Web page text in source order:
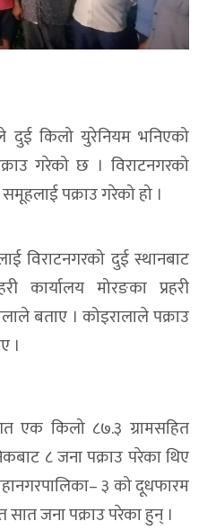
दुई किलो युरेनियम भनिएको
गरेको छ । विराटनगरको
पक्राउ गरेको हो ।
विराटनगरको दुई स्थानबाट
कार्यालय मोरङका प्रहरी
बताए । कोइरालाले पक्राउ
।
एक किलो ८७.३ ग्रामसहित
८ जना पक्राउ परेका थिए
३ को दूधफारम
जना पक्राउ परेका हुन् ।